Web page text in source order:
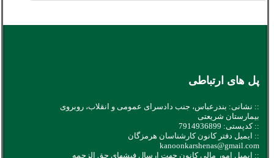
پل های ارتباطی
:: نشانی: بندرعباس، جنب دادسرای عمومی و انقلاب، روبروی
بیمارستان شریعتی
:: کدپستی: 7914936899
:: ایمیل دفتر کانون کارشناسان هرمزگان
kanoonkarshenas@gmail.com
:: ایمیل امور مالی کانون جهت ارسال فیشهای حق الزحمه